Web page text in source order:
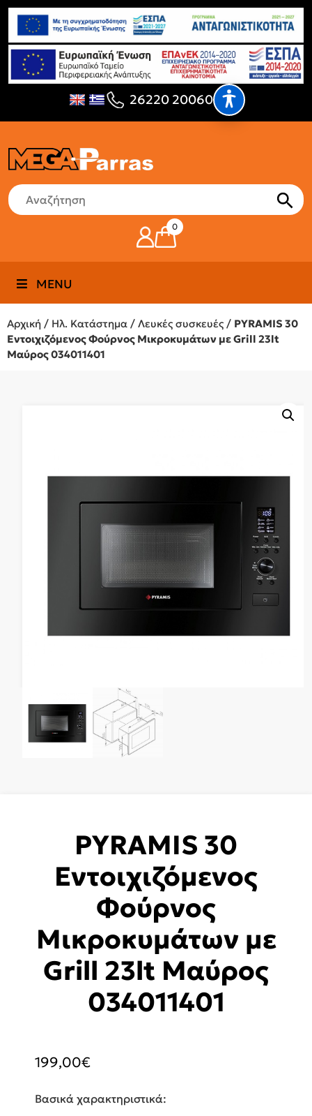
26220 20060
0
MENU
Αρχική / Ηλ. Κατάστημα / Λευκές συσκευές / PYRAMIS 30
Εντοιχιζόμενος Φούρνος Μικροκυμάτων με Grill 23lt
Μαύρος 034011401
PYRAMIS 30
Εντοιχιζόμενος
Φούρνος
Μικροκυμάτων με
Grill 23lt Μαύρος
034011401
199,00€
Βασικά χαρακτηριστικά: